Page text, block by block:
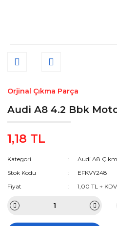
Orjinal Çıkma Parça
Audi A8 4.2 Bbk
1,18 TL
Kategori
Audi A8
Stok Kodu
EFKVY248
Fiyat
1,00 TL + KDV